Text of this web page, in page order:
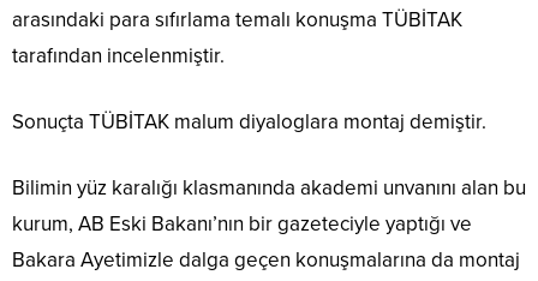
arasındaki para sıfırlama temalı konuşma TÜBİTAK
tarafından incelenmiştir.
Sonuçta TÜBİTAK malum diyaloglara montaj demiştir.
Bilimin yüz karalığı klasmanında akademi unvanını alan bu
kurum, AB Eski Bakanı’nın bir gazeteciyle yaptığı ve
Bakara Ayetimizle dalga geçen konuşmalarına da montaj